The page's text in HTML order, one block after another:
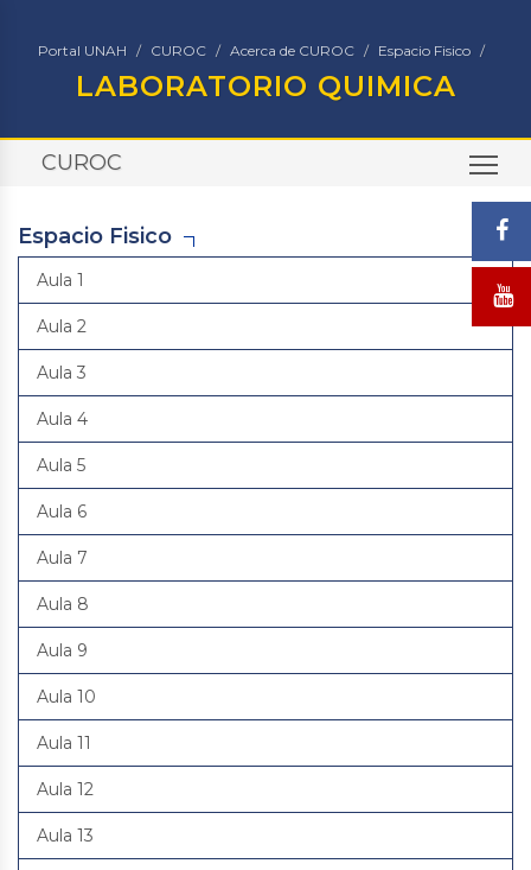
Portal UNAH CUROC Acerca de CUROC Espacio Fisico
LABORATORIO QUIMICA
CUROC
Espacio Fisico
Aula 1
Aula 2
Aula 3
Aula 4
Aula 5
Aula 6
Aula 7
Aula 8
Aula 9
Aula 10
Aula 11
Aula 12
Aula 13